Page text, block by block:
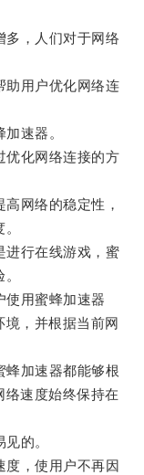
，人们对于网络
用户优化网络连
速器。
化网络连接的方
网络的稳定性，
行在线游戏，蜜
用蜜蜂加速器
境，并根据当前网
加速器都能够根
络速度始终保持在
的。
，使用户不再因